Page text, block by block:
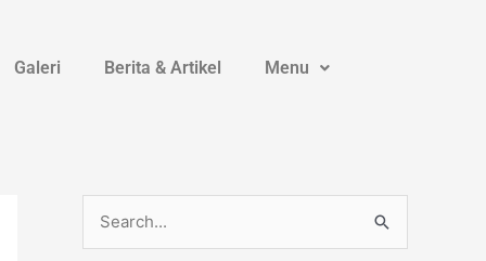
Galeri Berita & Artikel Menu
InstagramYouTube WhatsApp